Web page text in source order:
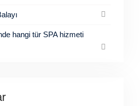
hangi tür SPA hizmeti